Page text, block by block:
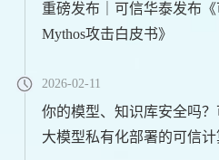
重磅发布｜可信华泰发布《
Mythos攻击白皮书》
2026-02-11
你的模型、知识库安全吗
大模型私有化部署的可信